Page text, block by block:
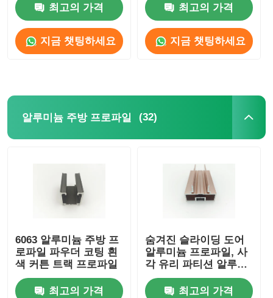
최고의 가격
지금 챗팅하세요
최고의 가격
지금 챗팅하세요
알루미늄 주방 프로파일 (32)
6063 알루미늄 주방 프
로파일 파우더 코팅 흰
색 커튼 트랙 프로파일
최고의 가격
숨겨진 슬라이딩 도어
알루미늄 프로파일, 사
각 유리 파티션 알루미
늄 프로파일 OEM
ODM
최고의 가격